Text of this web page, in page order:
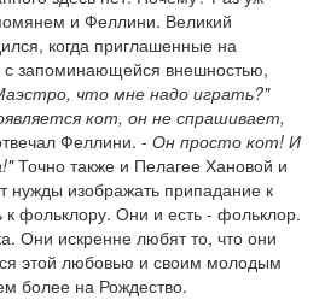
и Феллини. Великий
когда приглашенные на
запоминающейся внешностью,
что мне надо играть?"
кот, он не спрашивает,
Феллини. - Он просто кот! И
Точно также и Пелагее Хановой и
нужды изображать припадание к
фольклору. Они и есть - фольклор.
Они искренне любят то, что они
этой любовью и своим молодым
более на Рождество.